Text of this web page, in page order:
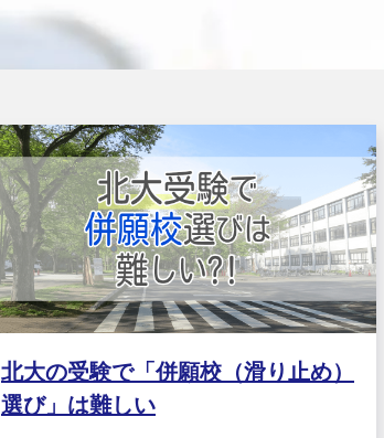
北大の受験で「併願校（滑り止め）
選び」は難しい